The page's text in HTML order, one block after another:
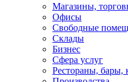
Магазины,
Офисы
Свободные
Склады
Бизнес
Сфера услуг
Рестораны, бары,